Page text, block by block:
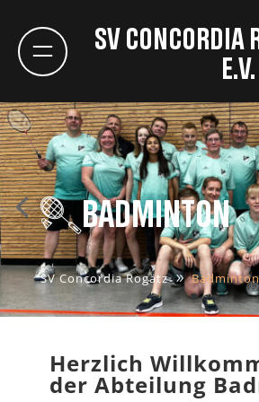
SV Concordia
e.V.
Badminton
SV Concordia Rogätz Badminton
Herzlich
der Abteilung